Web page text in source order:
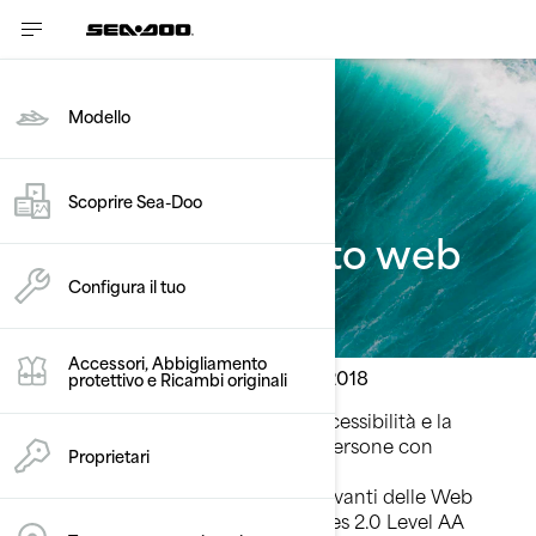
Modello
Scoprire Sea-Doo
Configura il tuo
Accessori, Abbigliamento
protettivo e Ricambi originali
Proprietari
Informativa sull
accessibilità al sito web
Ultimo aggiornamento: 11/23/2018
BRP si impegna a facilitare l'accessibilità e la
fruibilità dei propri siti Web a persone con
disabilità. BRP sta attualmente
implementando le porzioni rilevanti delle Web
Content Accessibility Guidelines 2.0 Level AA